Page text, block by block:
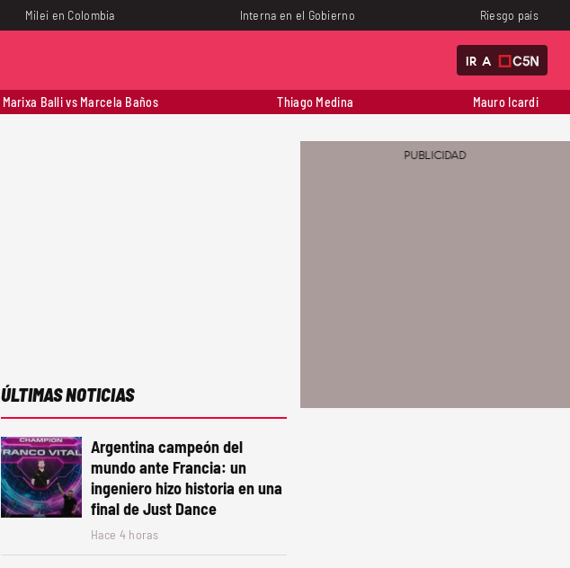
Milei en Colombia Interna en el Gobierno Riesgo país
IR A
Marixa Balli vs Marcela Baños Thiago Medina Mauro Icardi
ÚLTIMAS NOTICIAS
Argentina campeón del
mundo ante Francia: un
ingeniero hizo historia en una
final de Just Dance
Hace 4 horas